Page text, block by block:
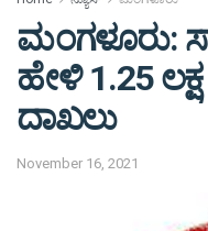
ಮಂಗಳೂರು:
ಹೇಳಿ 1.25
ದಾಖಲು
November 16, 2021